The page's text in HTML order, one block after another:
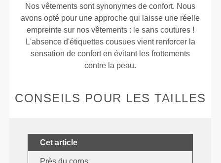
Nos vêtements sont synonymes de confort. Nous
avons opté pour une approche qui laisse une réelle
empreinte sur nos vêtements : le sans coutures !
L'absence d'étiquettes cousues vient renforcer la
sensation de confort en évitant les frottements
contre la peau.
CONSEILS POUR LES TAILLES
Cet article
Près du corps